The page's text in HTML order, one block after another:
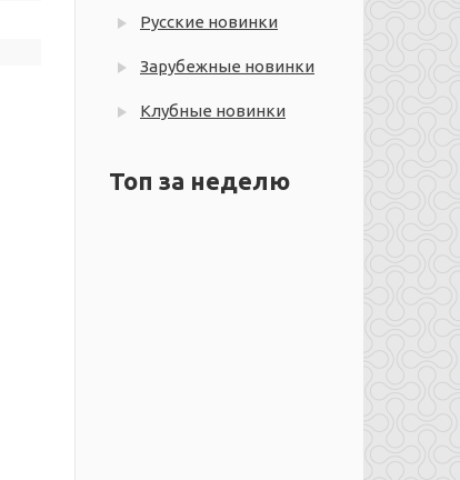
Русские новинки
Зарубежные новинки
Клубные новинки
Топ за неделю